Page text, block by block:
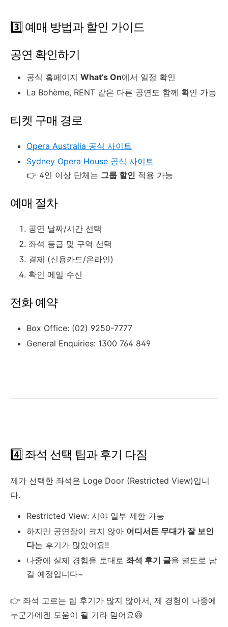
3️⃣ 예매 방법과 할인 가이드
공연 확인하기
공식 홈페이지 What’s On에서 일정 확인
La Bohème, RENT 같은 다른 공연도 함께 확인 가능
티켓 구매 경로
Opera Australia 공식 사이트
Sydney Opera House 공식 사이트
👉 4인 이상 단체는 그룹 할인 적용 가능
예매 절차
공연 날짜/시간 선택
좌석 등급 및 구역 선택
결제 (신용카드/온라인)
확인 메일 수신
전화 예약
Box Office: (02) 9250-7777
General Enquiries: 1300 764 849
4️⃣ 좌석 선택 팁과 후기 다짐
제가 선택한 좌석은 Loge Door (Restricted View)입니
다.
Restricted View: 시야 일부 제한 가능
하지만 공연장이 크지 않아 어디서든 무대가 잘 보인
다는 후기가 많았어요!!
나중에 실제 경험을 토대로 좌석 후기 글을 별도로 남
길 예정입니다~
👉 좌석 고르는 팁 후기가 많지 않아서, 제 경험이 나중에
누군가에겐 도움이 될 거라 믿어요😆